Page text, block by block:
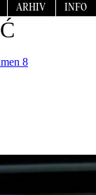
ARHIV INFO
8